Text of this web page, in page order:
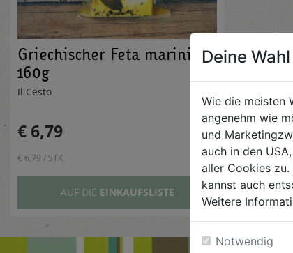
Griechischer Feta mariniert
160g
Il Cesto
€ 6,79
€ 6,79 / STK
AUF DIE EINKAUFSLISTE
Deine
Wie die meisten
angenehm wie
und
auch in den
aller Cookies
kannst auch
Weitere
Notwendig